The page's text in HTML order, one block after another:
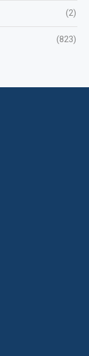
(2)
(823)